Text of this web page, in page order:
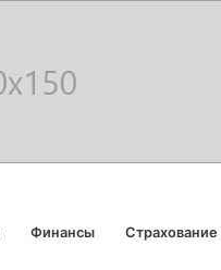
Финансы Страхование